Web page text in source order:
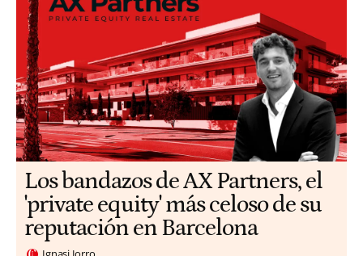
Los bandazos de AX Partners, el
'private equity' más celoso de su
reputación en Barcelona